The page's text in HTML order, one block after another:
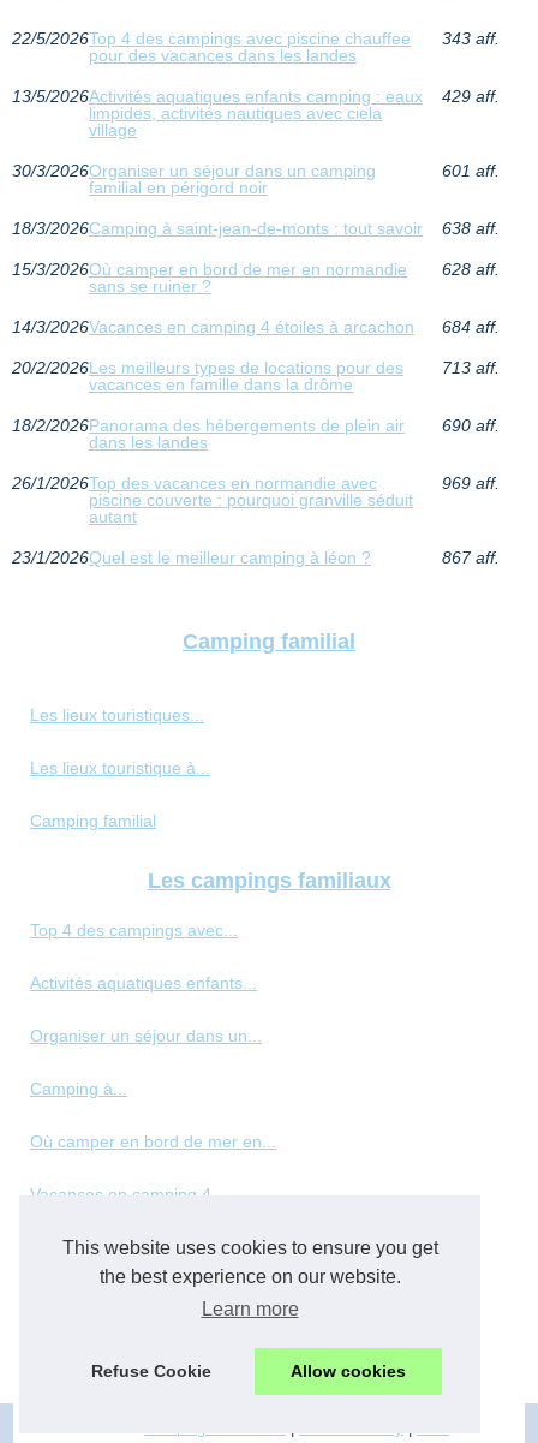
This website uses cookies to ensure you get
the best experience on our website.
Learn more
Refuse Cookie Allow cookies
22/5/2026Top 4 des campings avec piscine chauffee
pour des vacances dans les landes
343 aff.
13/5/2026Activités aquatiques enfants camping : eaux
limpides, activités nautiques avec ciela
village
429 aff.
30/3/2026Organiser un séjour dans un camping
familial en périgord noir
601 aff.
18/3/2026Camping à saint-jean-de-monts : tout savoir 638 aff.
15/3/2026Où camper en bord de mer en normandie
sans se ruiner ?
628 aff.
14/3/2026Vacances en camping 4 étoiles à arcachon 684 aff.
20/2/2026Les meilleurs types de locations pour des
vacances en famille dans la drôme
713 aff.
18/2/2026Panorama des hébergements de plein air
dans les landes
690 aff.
26/1/2026Top des vacances en normandie avec
piscine couverte : pourquoi granville séduit
autant
969 aff.
23/1/2026Quel est le meilleur camping à léon ? 867 aff.
Camping familial
Les lieux touristiques...
Les lieux touristique à...
Camping familial
Les campings familiaux
Top 4 des campings avec...
Activités aquatiques enfants...
Organiser un séjour dans un...
Camping à...
Où camper en bord de mer en...
Vacances en camping 4...
Les meilleurs types de...
Panorama des hébergements de...
Top des vacances en normandie...